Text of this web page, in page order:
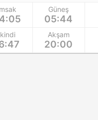
Güneş
05:44
Akşam
20:00